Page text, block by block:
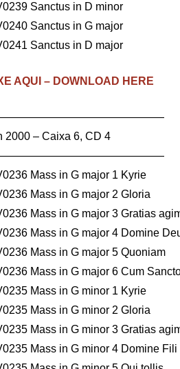
Sanctus in D minor
Sanctus in G major
Sanctus in D major
AQUI – DOWNLOAD HERE
2000 – Caixa 6, CD 4
Mass in G major 1 Kyrie
Mass in G major 2 Gloria
Mass in G major 3 Gratias
Mass in G major 4 Domine
Mass in G major 5 Quoniam
Mass in G major 6 Cum
Mass in G minor 1 Kyrie
Mass in G minor 2 Gloria
Mass in G minor 3 Gratias
Mass in G minor 4 Domine Fili